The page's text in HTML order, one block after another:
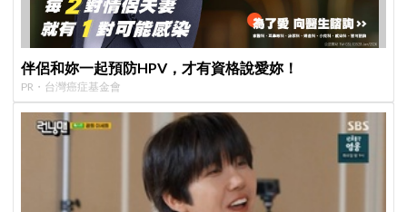
伴侶和妳一起預防HPV，才有資格說愛妳！
PR・台灣癌症基金會